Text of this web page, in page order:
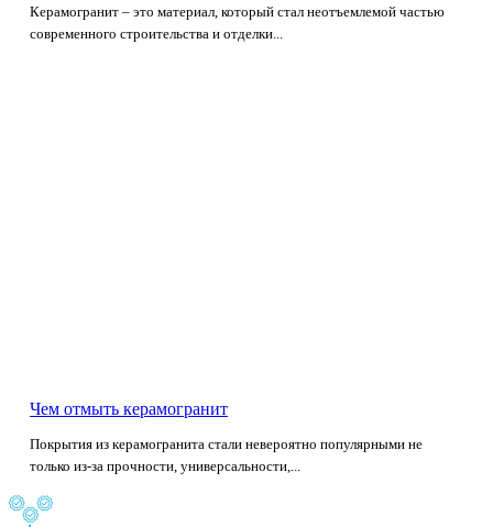
Керамогранит – это материал, который стал неотъемлемой частью
современного строительства и отделки...
Чем отмыть керамогранит
Покрытия из керамогранита стали невероятно популярными не
только из-за прочности, универсальности,...